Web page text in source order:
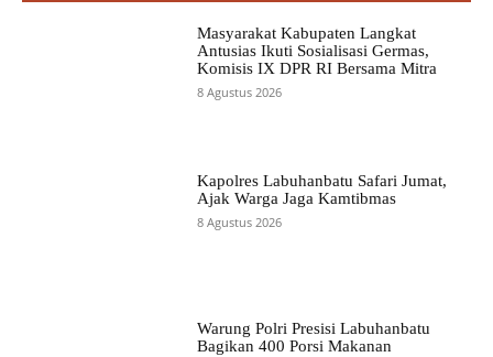
Masyarakat Kabupaten Langkat
Antusias Ikuti Sosialisasi Germas,
Komisis IX DPR RI Bersama Mitra
8 Agustus 2026
Kapolres Labuhanbatu Safari Jumat,
Ajak Warga Jaga Kamtibmas
8 Agustus 2026
Warung Polri Presisi Labuhanbatu
Bagikan 400 Porsi Makanan